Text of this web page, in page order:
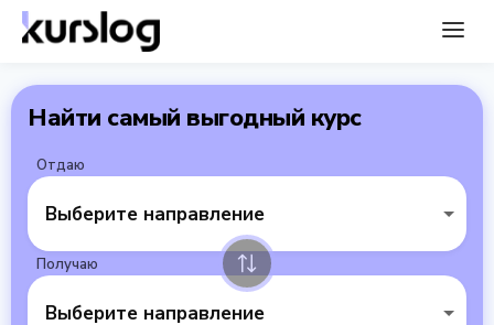
Найти самый выгодный курс
Отдаю
Выберите направление
Получаю
Выберите направление